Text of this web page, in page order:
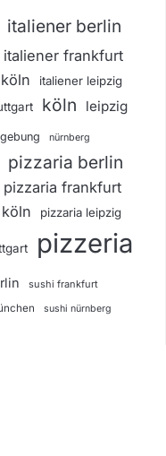
italiener berlin
italiener frankfurt
italiener leipzig
köln leipzig
nürnberg
pizzaria berlin
pizzaria frankfurt
pizzaria leipzig
pizzeria
sushi frankfurt
sushi nürnberg